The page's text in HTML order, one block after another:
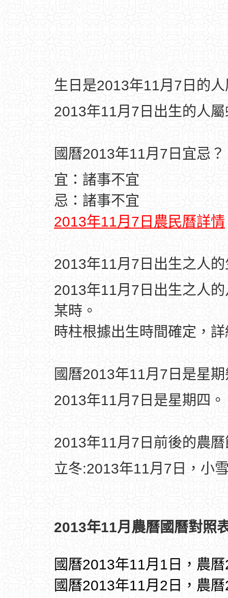
生日是2013年11月7日的
2013年11月7日出生的人
國曆2013年11月7日宜忌？
宜：諸事不宜
忌：諸事不宜
2013年11月7日農民曆詳情
2013年11月7日出生之人
2013年11月7日出生之人
某時。
時柱根據出生時間確定，
國曆2013年11月7日是星
2013年11月7日是星期四。
2013年11月7日前後的農
立冬:2013年11月7日，小
2013年11月農曆國曆對照
國曆2013年11月1日，農
國曆2013年11月2日，農